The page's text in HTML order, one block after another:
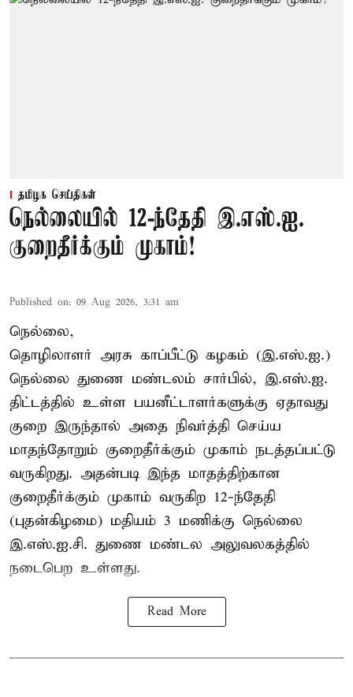
தமிழக செய்திகள்
நெல்லையில் 12-ந்தேதி இ.எஸ்.ஐ.
குறைதீர்க்கும் முகாம்!
Published on: 09 Aug 2026, 3:31 am
நெல்லை,
தொழிலாளர் அரசு காப்பீட்டு கழகம் (இ.எஸ்.ஐ.)
நெல்லை துணை மண்டலம் சார்பில், இ.எஸ்.ஐ.
திட்டத்தில் உள்ள பயனீட்டாளர்களுக்கு ஏதாவது
குறை இருந்தால் அதை நிவர்த்தி செய்ய
மாதந்தோறும் குறைதீர்க்கும் முகாம் நடத்தப்பட்டு
வருகிறது. அதன்படி இந்த மாதத்திற்கான
குறைதீர்க்கும் முகாம் வருகிற 12-ந்தேதி
(புதன்கிழமை) மதியம் 3 மணிக்கு நெல்லை
இ.எஸ்.ஐ.சி. துணை மண்டல அலுவலகத்தில்
நடைபெற உள்ளது.
Read More